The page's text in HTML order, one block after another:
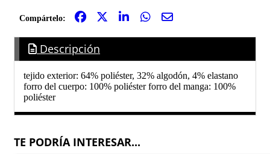
Compártelo:
Descripción
tejido exterior: 64% poliéster, 32% algodón, 4% elastano
forro del cuerpo: 100% poliéster forro del manga: 100%
poliéster
TE PODRÍA INTERESAR...